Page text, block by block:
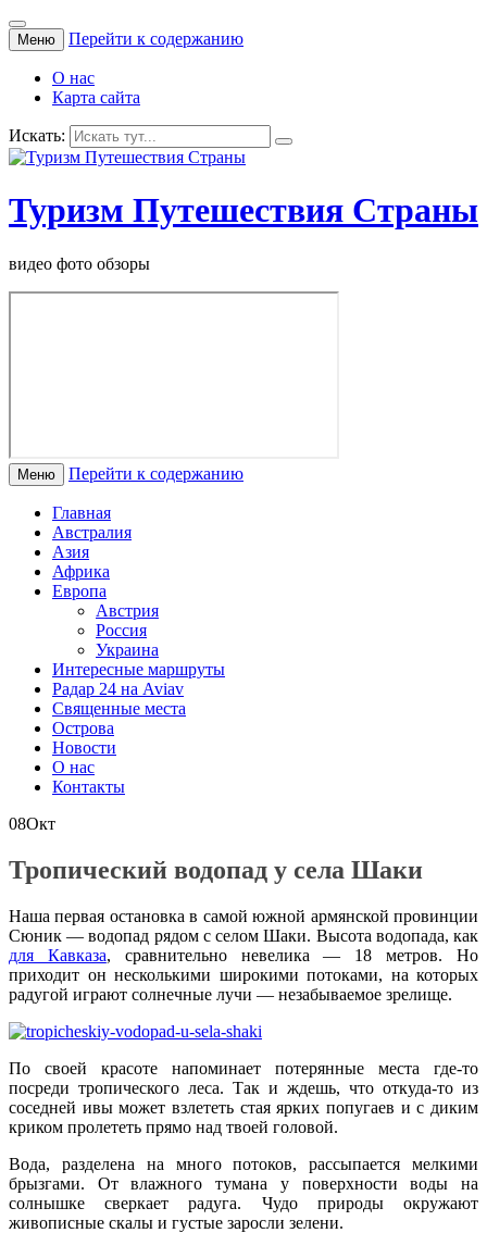
Меню Перейти к содержанию
О нас
Карта сайта
Искать:
Туризм Путешествия Страны
видео фото обзоры
Меню Перейти к содержанию
Главная
Австралия
Азия
Африка
Европа
Австрия
Россия
Украина
Интересные маршруты
Радар 24 на Aviav
Священные места
Острова
Новости
О нас
Контакты
08Окт
Тропический водопад у села Шаки
Наша первая остановка в самой южной армянской провинции
Сюник — водопад рядом с селом Шаки. Высота водопада, как
для Кавказа, сравнительно невелика — 18 метров. Но
приходит он несколькими широкими потоками, на которых
радугой играют солнечные лучи — незабываемое зрелище.
По своей красоте напоминает потерянные места где-то
посреди тропического леса. Так и ждешь, что откуда-то из
соседней ивы может взлететь стая ярких попугаев и с диким
криком пролететь прямо над твоей головой.
Вода, разделена на много потоков, рассыпается мелкими
брызгами. От влажного тумана у поверхности воды на
солнышке сверкает радуга. Чудо природы окружают
живописные скалы и густые заросли зелени.